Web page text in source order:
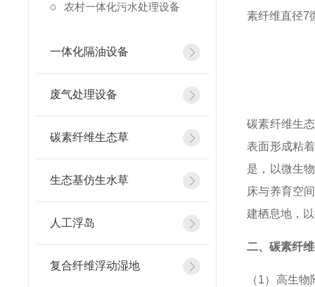
农村一体化污水处理设备
一体化隔油设备
废气处理设备
碳素纤维生态草
生态基仿生水草
人工浮岛
复合纤维浮动湿地
素纤维直径7
碳素纤维生
表面形成粘
是，以微生
床与养育空
建栖息地，
二、碳素纤
（1）高生